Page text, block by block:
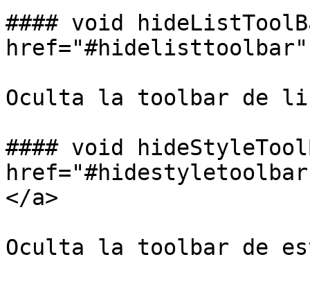
#### void
Oculta la toolbar de
#### void
</a>
Oculta la toolbar de